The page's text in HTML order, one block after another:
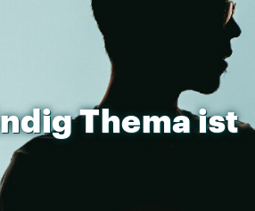
Themaist